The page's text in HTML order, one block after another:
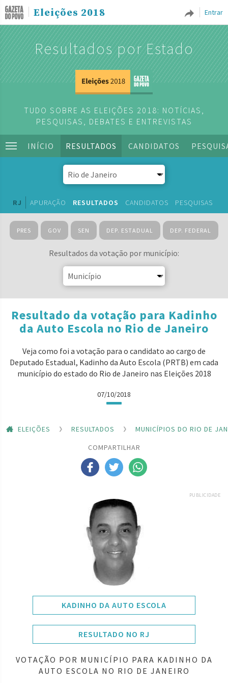
Entrar
Eleições 2018
Resultados por Estado
TUDO SOBRE AS ELEIÇÕES 2018: NOTÍCIAS,
PESQUISAS, DEBATES E ENTREVISTAS
INÍCIO RESULTADOS CANDIDATOS
RJ APURAÇÃO RESULTADOS CANDIDATOS PESQUISAS
PRES GOV SEN DEP. ESTADUAL DEP. FEDERAL
Resultados da votação por município:
Resultado da votação para Kadinho
da Auto Escola no Rio de Janeiro
Veja como foi a votação para o candidato ao cargo de
Deputado Estadual, Kadinho da Auto Escola (PRTB) em cada
município do estado do Rio de Janeiro nas Eleições 2018
07/10/2018
ELEIÇÕES RESULTADOS
MUNICÍPIOS DO RIO DE
COMPARTILHAR
PUBLICIDADE
KADINHO DA AUTO ESCOLA
RESULTADO NO RJ
VOTAÇÃO POR MUNICÍPIO PARA KADINHO DA
AUTO ESCOLA NO RIO DE JANEIRO